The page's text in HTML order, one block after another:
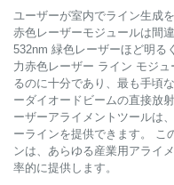
ユーザーが室内でライン生成
赤色レーザーモジュールは間
532nm 緑色レーザーほど明る
力赤色レーザー ライン モジ
るのに十分であり、最も手頃
ーダイオードビームの直接放
ーザーアライメントツールは
ーラインを提供できます。 こ
ンは、あらゆる産業用アライ
率的に提供します。